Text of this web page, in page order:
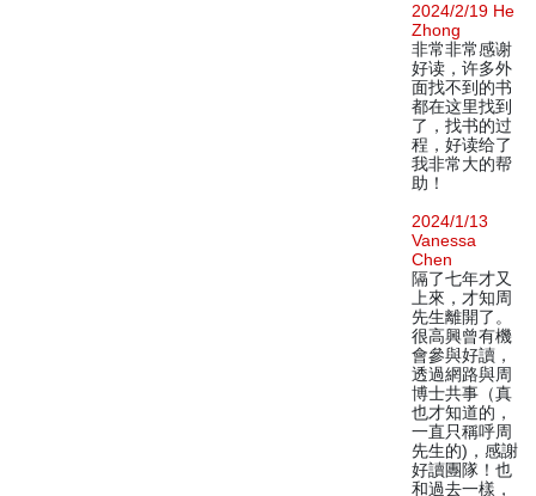
2024/2/19 He
Zhong
非常非常感谢
好读，许多外
面找不到的书
都在这里找到
了，找书的过
程，好读给了
我非常大的帮
助！
2024/1/13
Vanessa
Chen
隔了七年才又
上來，才知周
先生離開了。
很高興曾有機
會參與好讀，
透過網路與周
博士共事（真
也才知道的，
一直只稱呼周
先生的)，感謝
好讀團隊！也
和過去一樣，